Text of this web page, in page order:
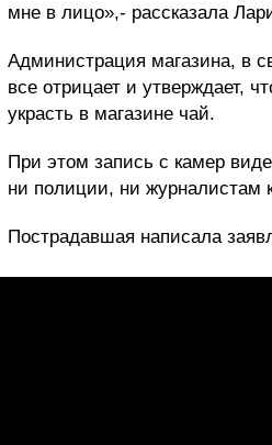
мне в лицо»,- рассказала
Администрация магазина, в
все отрицает и утверждает,
украсть в магазине чай.
При этом запись с камер
ни полиции, ни журналистам
Пострадавшая написала